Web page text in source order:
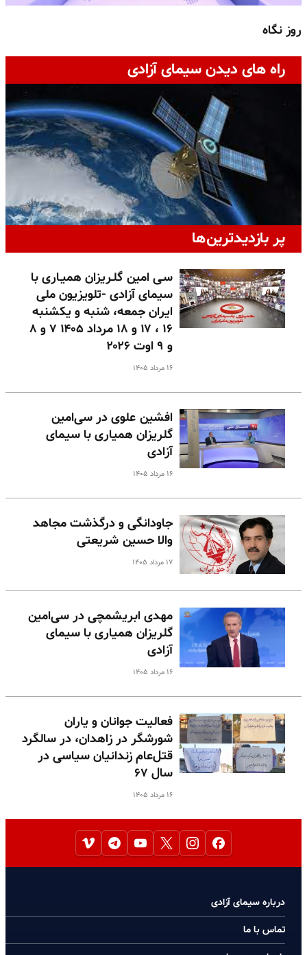
روز نگاه
راه های دیدن سیمای آزادی
پر بازدیدترین‌ها
سـی امین گلـریزان همیـاری با
سیمای آزادی -تلویزیون ملی
ایران جمعه، شنبه و یکشنبه
۱۶ ، ۱۷ و ۱۸ مرداد ۱۴۰۵ ۷ و ۸
و ۹ اوت ۲۰۲۶
۱۶ مرداد ۱۴۰۵
افشین علوی در سی‌امین
گلریزان همیاری با سیمای
آزادی
۱۶ مرداد ۱۴۰۵
جاودانگی و درگذشت مجاهد
والا حسین شریعتی
۱۷ مرداد ۱۴۰۵
مهدی ابریشمچی در سی‌امین
گلریزان همیاری با سیمای
آزادی
۱۶ مرداد ۱۴۰۵
فعالیت جوانان و یاران
شورشگر در زاهدان، در سالگرد
قتل‌عام زندانیان سیاسی در
سال ۶۷
۱۶ مرداد ۱۴۰۵
درباره سیمای آزادی
تماس با ما